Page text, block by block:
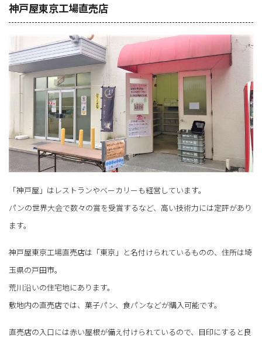
神戸屋東京工場直売店
「神戸屋」はレストランやベーカリーも経営しています。
パンの世界大会で数々の賞を受賞するなど、高い技術力には定評があり
ます。
神戸屋東京工場直売店は「東京」と名付けられているものの、住所は埼
玉県の戸田市。
荒川沿いの住宅地にあります。
敷地内の直売店では、菓子パン、食パンなどが購入可能です。
直売店の入口には赤い屋根が備え付けられているので、目印にすると良